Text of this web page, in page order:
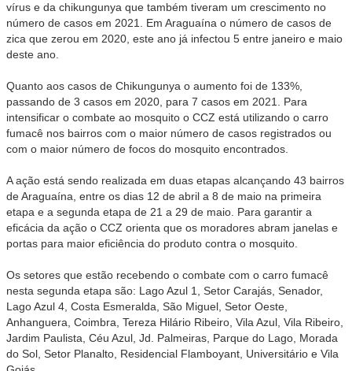
vírus e da chikungunya que também tiveram um crescimento no
número de casos em 2021. Em Araguaína o número de casos de
zica que zerou em 2020, este ano já infectou 5 entre janeiro e maio
deste ano.
Quanto aos casos de Chikungunya o aumento foi de 133%,
passando de 3 casos em 2020, para 7 casos em 2021. Para
intensificar o combate ao mosquito o CCZ está utilizando o carro
fumacê nos bairros com o maior número de casos registrados ou
com o maior número de focos do mosquito encontrados.
A ação está sendo realizada em duas etapas alcançando 43 bairros
de Araguaína, entre os dias 12 de abril a 8 de maio na primeira
etapa e a segunda etapa de 21 a 29 de maio. Para garantir a
eficácia da ação o CCZ orienta que os moradores abram janelas e
portas para maior eficiência do produto contra o mosquito.
Os setores que estão recebendo o combate com o carro fumacê
nesta segunda etapa são: Lago Azul 1, Setor Carajás, Senador,
Lago Azul 4, Costa Esmeralda, São Miguel, Setor Oeste,
Anhanguera, Coimbra, Tereza Hilário Ribeiro, Vila Azul, Vila Ribeiro,
Jardim Paulista, Céu Azul, Jd. Palmeiras, Parque do Lago, Morada
do Sol, Setor Planalto, Residencial Flamboyant, Universitário e Vila